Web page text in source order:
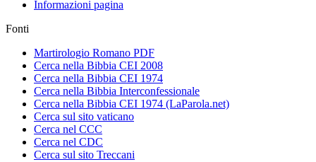
Informazioni pagina
Fonti
Martirologio Romano PDF
Cerca nella Bibbia CEI 2008
Cerca nella Bibbia CEI 1974
Cerca nella Bibbia Interconfessionale
Cerca nella Bibbia CEI 1974 (LaParola.net)
Cerca sul sito vaticano
Cerca nel CCC
Cerca nel CDC
Cerca sul sito Treccani